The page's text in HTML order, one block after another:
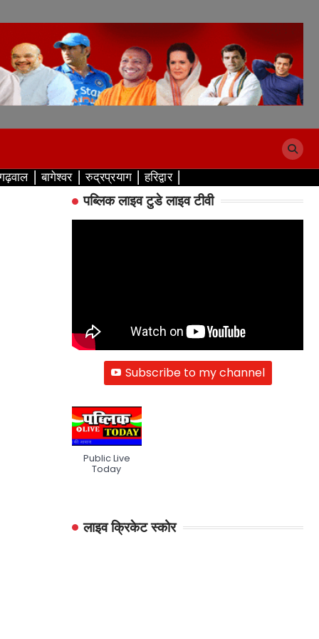
बागेश्वर रुद्रप्रयाग हरिद्वार
पब्लिक लाइव टुडे लाइव टीवी
Subscribe to my channel
Public Live
Today
लाइव क्रिकेट स्कोर